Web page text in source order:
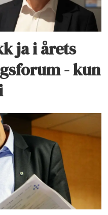
ja i årets
- kun